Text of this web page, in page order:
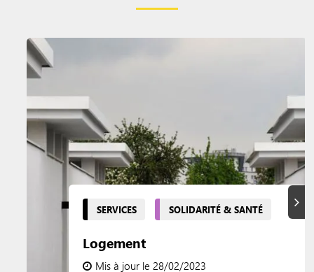
SERVICES SOLIDARITÉ & SANTÉ
Logement
Mis à jour le 28/02/2023